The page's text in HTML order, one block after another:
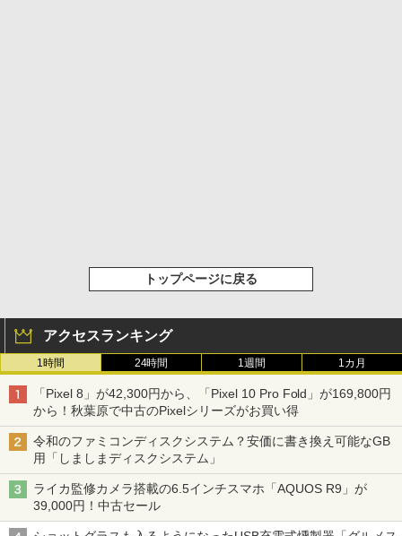
トップページに戻る
アクセスランキング
1時間 24時間 1週間 1カ月
「Pixel 8」が42,300円から、「Pixel 10 Pro Fold」が169,800円
から！秋葉原で中古のPixelシリーズがお買い得
令和のファミコンディスクシステム？安価に書き換え可能なGB
用「しましまディスクシステム」
ライカ監修カメラ搭載の6.5インチスマホ「AQUOS R9」が
39,000円！中古セール